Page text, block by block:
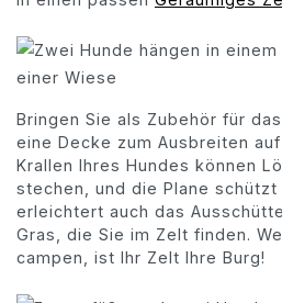
Bringen Sie als Zubehör für
eine Decke zum Ausbreiten
Krallen Ihres Hundes können
stechen, und die Plane schützt
erleichtert auch das
Gras, die Sie im Zelt finden.
campen, ist Ihr Zelt Ihre Burg!